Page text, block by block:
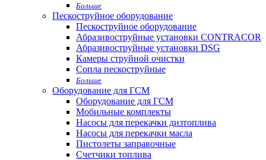
Больше
Пескоструйное оборудование
Пескоструйное оборудование
Абразивоструйные установки CONTRACOR
Абразивоструйные установки DSG
Камеры струйной очистки
Сопла пескоструйные
Больше
Оборудование для ГСМ
Оборудование для ГСМ
Мобильные комплекты
Насосы для перекачки дизтоплива
Насосы для перекачки масла
Пистолеты заправочные
Счетчики топлива